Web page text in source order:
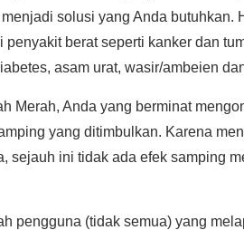
solusi yang Anda butuhkan.
penyakit berat seperti kanker dan
asam urat, wasir/ambeien
Merah, Anda yang berminat
yang ditimbulkan. Karena
sejauh ini tidak ada efek samping
pengguna (tidak semua) yang